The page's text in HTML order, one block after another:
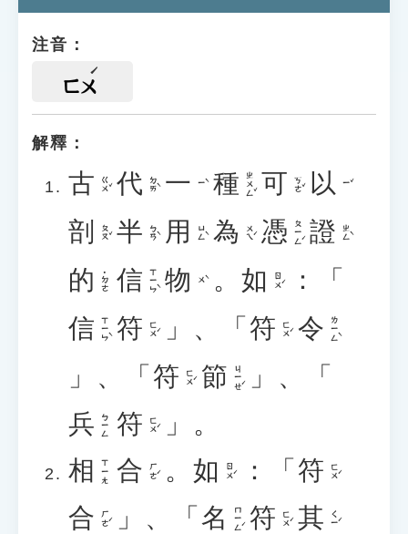
注音：
ㄈㄨ
解釋：
古 ㄍㄨˇ 代 ㄉㄞˋ 一 ㄧˋ 種 ㄓㄨㄥˇ 可 ㄎㄜˇ 以 ㄧˇ
剖 ㄆㄡˇ 半 ㄅㄢˋ 用 ㄩㄥˋ 為 ㄨㄟˊ 憑 ㄆㄧㄥˊ 證 ㄓㄥˋ
的 ˙ㄉㄜ 信 ㄒㄧㄣˋ 物 ㄨˋ 。 如 ㄖㄨˊ
：「
信 ㄒㄧㄣˋ 符 ㄈㄨˊ 」、「 符 ㄈㄨˊ 令 ㄌㄧㄥˋ
」、「 符 ㄈㄨˊ 節 ㄐㄧㄝˊ
」、「
兵 ㄅㄧㄥ 符 ㄈㄨˊ
」。
相 ㄒㄧㄤ 合 ㄏㄜˊ 。 如 ㄖㄨˊ ：「 符 ㄈㄨˊ
合 ㄏㄜˊ 」、「 名 ㄇㄧㄥˊ 符 ㄈㄨˊ 其 ㄑㄧˊ